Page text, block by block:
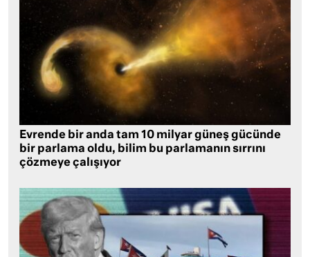
Evrende bir anda tam 10 milyar güneş gücünde
bir parlama oldu, bilim bu parlamanın sırrını
çözmeye çalışıyor